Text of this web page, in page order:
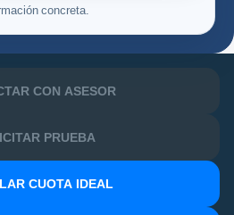
concreta.
CON ASESOR
PRUEBA
CUOTA IDEAL